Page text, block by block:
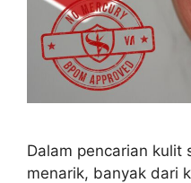
Dalam pencarian kulit
menarik, banyak dari